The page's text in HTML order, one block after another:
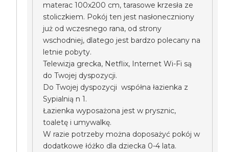
materac 100x200 cm, tarasowe krzesła ze
stoliczkiem. Pokój ten jest nasłoneczniony
już od wczesnego rana, od strony
wschodniej, dlatego jest bardzo polecany na
letnie pobyty.
Telewizja grecka, Netflix, Internet Wi-Fi są
do Twojej dyspozycji.
Do Twojej dyspozycji współna łazienka z
Sypialnią n 1.
Łazienka wyposażona jest w prysznic,
toaletę i umywalkę.
W razie potrzeby można doposażyć pokój w
dodatkowe łóżko dla dziecka 0-4 lata.